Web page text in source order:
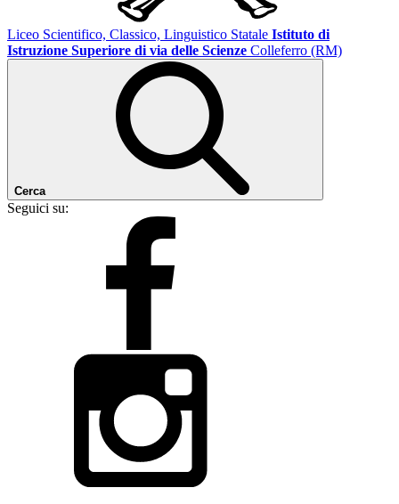
Liceo Scientifico, Classico, Linguistico Statale Istituto di
Istruzione Superiore di via delle Scienze Colleferro (RM)
Cerca
Seguici su: